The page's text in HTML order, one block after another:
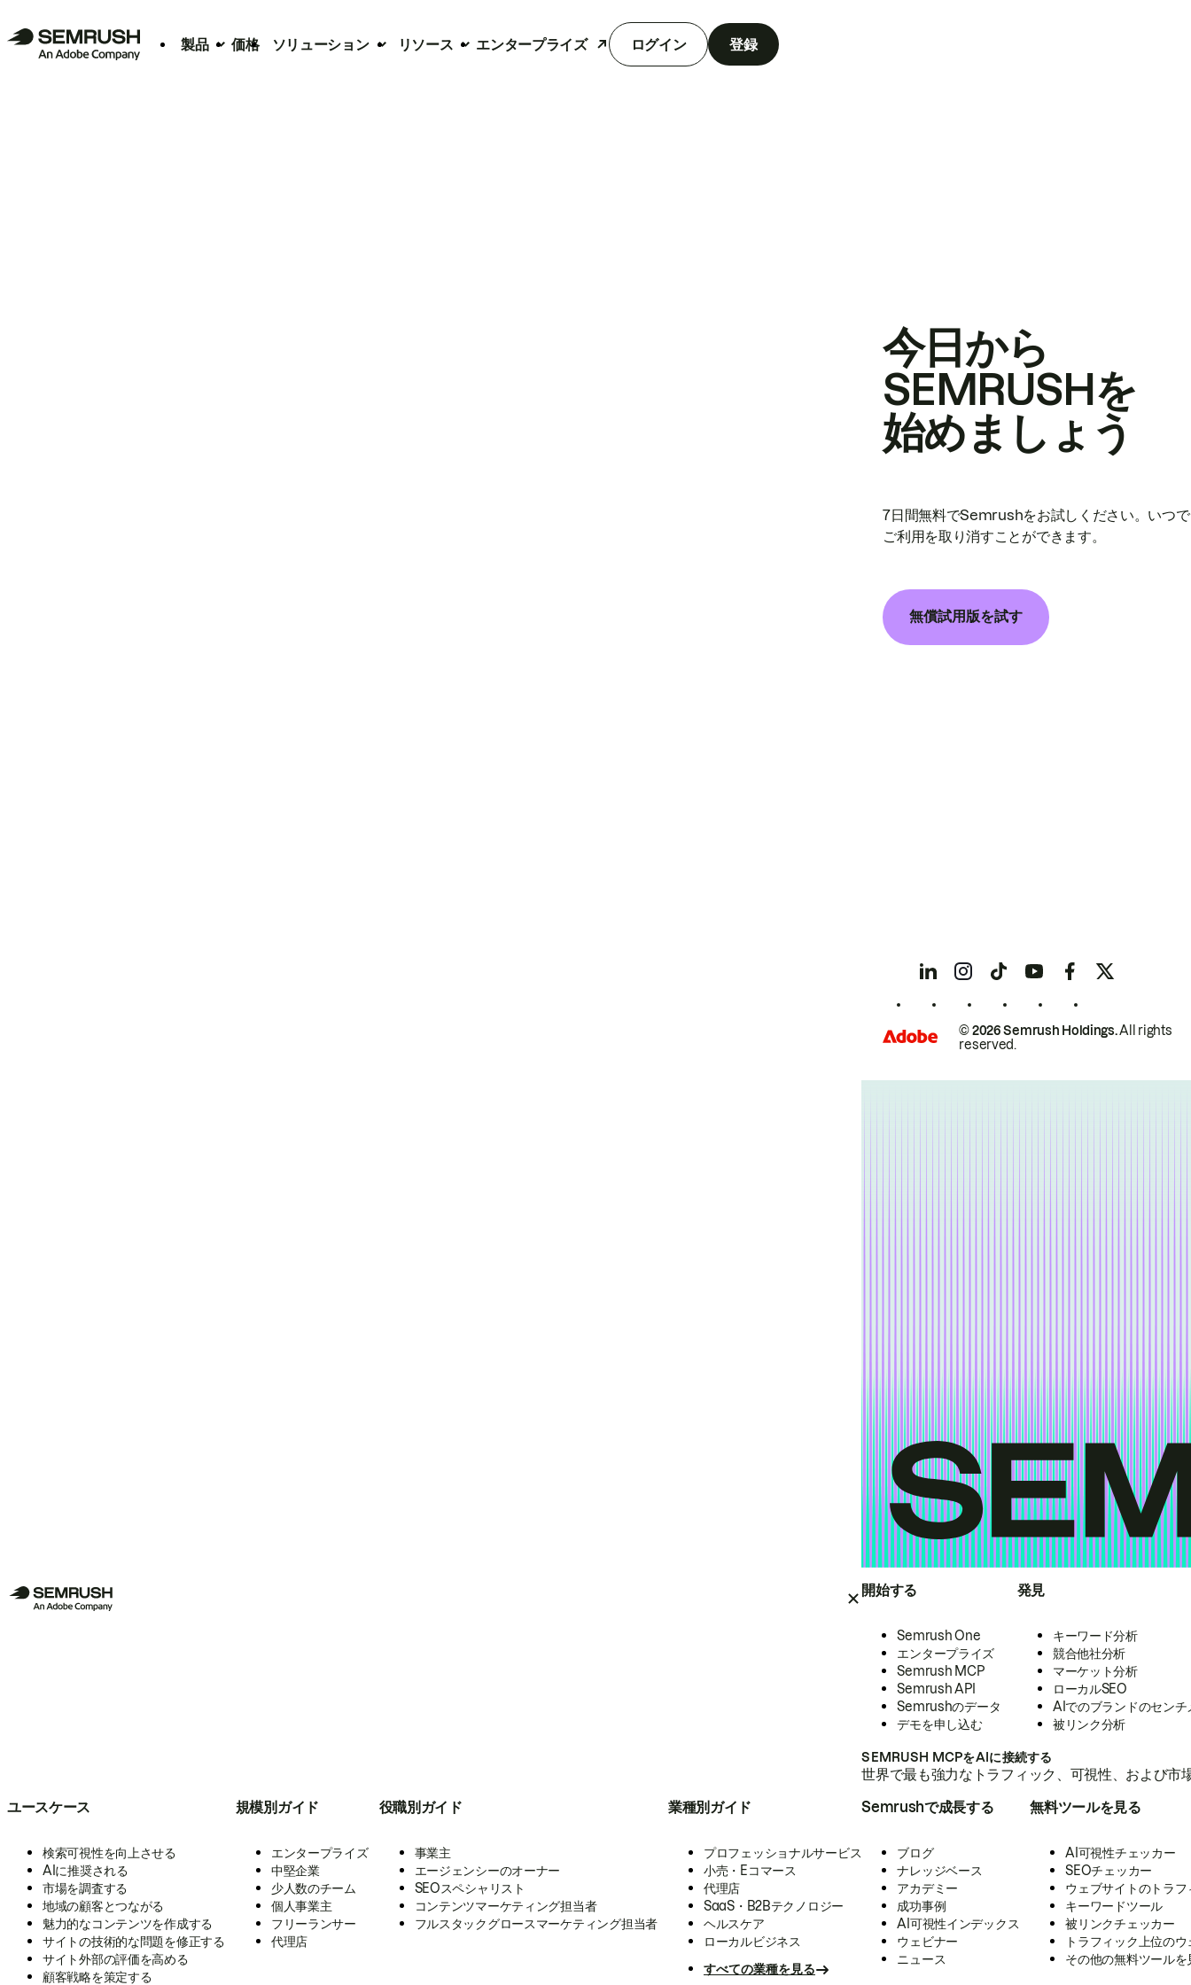
製品 価格 ソリューション リソース エンタープライズ ログイン 登録
開始する
Semrush One
エンタープライズ
Semrush MCP
Semrush API
Semrushのデータ
デモを申し込む
発見
キーワード分析
競合他社分析
マーケット分析
ローカルSEO
AIでのブランドのセンチ
被リンク分析
SEMRUSH MCPをAIに接続する
世界で最も強力なトラフィック、可視性、および
ユースケース
検索可視性を向上させる
AIに推奨される
市場を調査する
地域の顧客とつながる
魅力的なコンテンツを作成する
サイトの技術的な問題を修正する
サイト外部の評価を高める
顧客戦略を策定する
規模別ガイド
エンタープライズ
中堅企業
少人数のチーム
個人事業主
フリーランサー
代理店
役職別ガイド
事業主
エージェンシーのオーナー
SEOスペシャリスト
コンテンツマーケティング担当者
フルスタックグロースマーケティング担当者
業種別ガイド
プロフェッショナルサービス
小売・Eコマース
代理店
SaaS・B2Bテクノロジー
ヘルスケア
ローカルビジネス
すべての業種を見る
Semrushで成長する
ブログ
ナレッジベース
アカデミー
成功事例
AI可視性インデックス
ウェビナー
ニュース
無料ツールを見る
AI可視性チェッカー
SEOチェッカー
ウェブサイトのトラ
キーワードツール
被リンクチェッカー
トラフィック上位の
その他の無料ツールを
今日から
SEMRUSHを
始めましょう
7日間無料でSemrushをお試しください。いつ
ご利用を取り消すことができます。
無償試用版を試す
© 2026 Semrush Holdings.All rights
reserved.